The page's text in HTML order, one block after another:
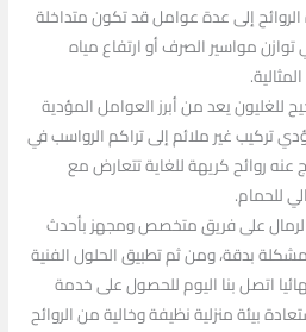
إلى عدة عوامل قد تكون متداخلة
مواسير الصرف أو ارتفاع مياه
للغليون يعد من أبرز العوامل المؤدية
تركيب غير ملائم إلى تراكم الرواسب في
عنه روائح كريهة للغاية تتعارض مع
للحمام.
على فريق متخصص ومجهز بأحدث
بدقة، ومن ثم تطبيق الحلول الفنية
اتصل بنا اليوم للحصول على خدمة
بيئة منزلية نظيفة وخالية من الروائح